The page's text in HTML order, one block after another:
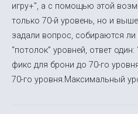
игру+”, а с помощью этой
только 70-й уровень, но и
задали вопрос, собираются
“потолок” уровней, ответ
фикс для брони до 70-го
70-го уровня.Максимальный